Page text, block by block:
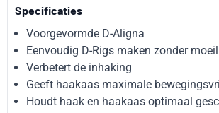
Specificaties
Voorgevormde D-Aligna
Eenvoudig D-Rigs maken zonder
Verbetert de inhaking
Geeft haakaas maximale
Houdt haak en haakaas optimaal